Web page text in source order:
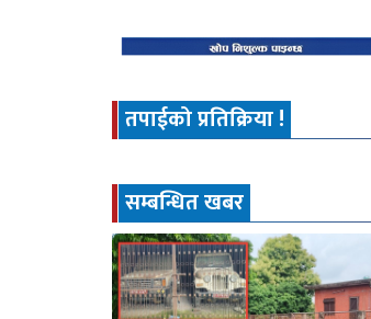
तपाईको प्रतिक्रिया !
सम्बन्धित खबर